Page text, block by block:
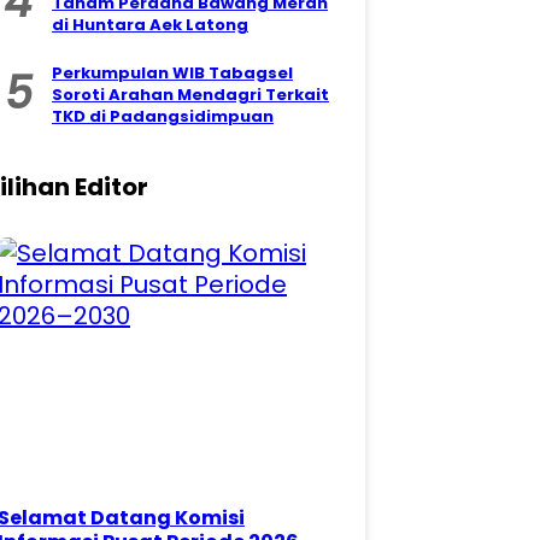
di Huntara Aek Latong
5
Perkumpulan WIB Tabagsel
Soroti Arahan Mendagri Terkait
TKD di Padangsidimpuan
Editor
Datang Komisi